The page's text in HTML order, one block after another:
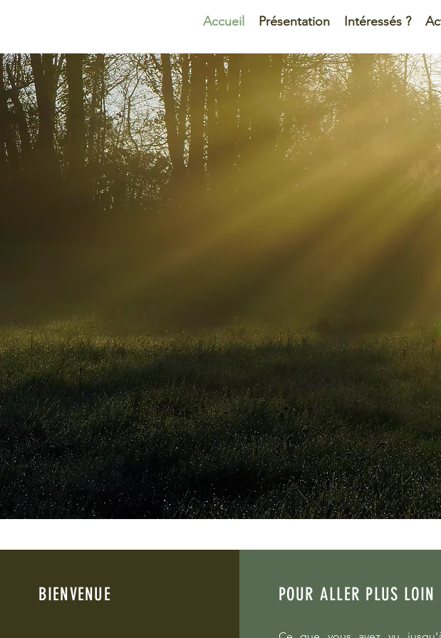
Accueil Présentation Intéressés ?
BIENVENUE POUR ALLER PLUS LOIN